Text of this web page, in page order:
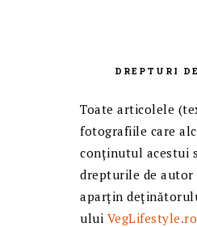
DREPTURI
Toate articolele
fotografiile care
conținutul acestui
drepturile de autor
aparțin
ului VegLifestyle.ro